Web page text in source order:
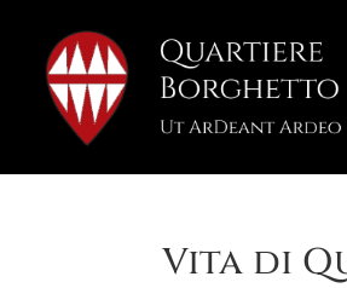
Vita di